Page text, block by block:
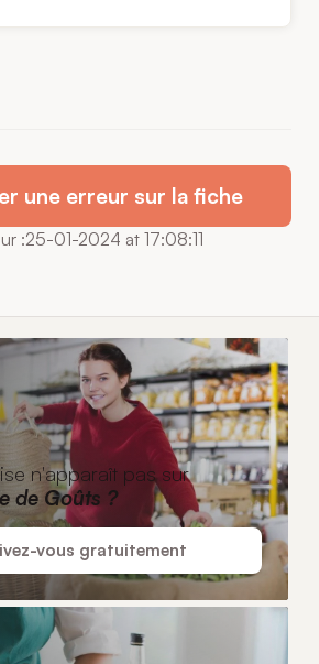
une erreur sur la fiche
:25-01-2024 at 17:08:11
n'apparaît pas sur
de Goûts ?
vous gratuitement